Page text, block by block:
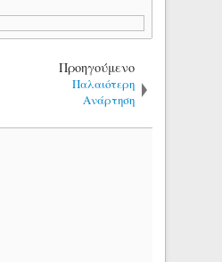
Προηγούμενο
Παλαιότερη
Ανάρτηση